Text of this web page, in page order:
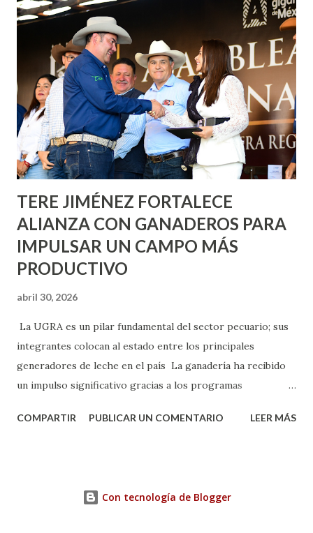
Corazón Urbano y el Municipio capital. Leo Montañez
informó que en este programa se usarán cerca de 90 mil
metros cuadrados de pintura, para dar inicio en la calle
Nieto, entre Jesús F. Elizondo y la calle 22 de Octubre, con
lo que se aplicará pintura en 66 casas. Posteriormente se
llevará este programa a Villas de Nuestra Señora de la
Asunción, Avenida Alameda y Decreto 27 de Septiembre, en
los edificios FOVISSSTE Ojo de Agua, en la comunidad
Norias de Paso Hondo y en los edificios de...
TERE JIMÉNEZ FORTALECE
ALIANZA CON GANADEROS PARA
IMPULSAR UN CAMPO MÁS
PRODUCTIVO
abril 30, 2026
La UGRA es un pilar fundamental del sector pecuario; sus
integrantes colocan al estado entre los principales
generadores de leche en el país La ganadería ha recibido
un impulso significativo gracias a los programas
muestra de su respaldo firme y decidido al campo, la
compromiso de trabajar de la mano con los productores
COMPARTIR PUBLICAR UN COMENTARIO LEER MÁS
Con tecnología de Blogger